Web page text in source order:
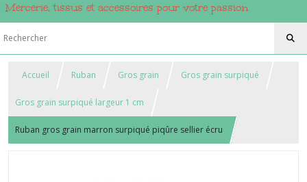
Mercerie, tissus et accessoires pour votre passion
Accueil Ruban Gros grain Gros grain surpiqué
Gros grain surpiqué largeur 1 cm
Ruban gros grain marron surpiqué piqûre sellier écru